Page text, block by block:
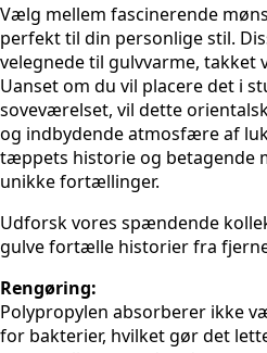
Vælg mellem fascinerende
perfekt til din personlige stil.
velegnede til gulvvarme, takket
Uanset om du vil placere det i
soveværelset, vil dette
og indbydende atmosfære af
tæppets historie og betagende
unikke fortællinger.
Udforsk vores spændende
gulve fortælle historier fra
Rengøring:
Polypropylen absorberer ikke
for bakterier, hvilket gør det